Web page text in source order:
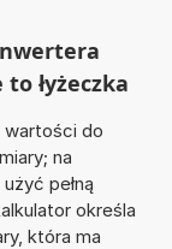
łyżeczka
wartości do
na
pełną
określa
która ma